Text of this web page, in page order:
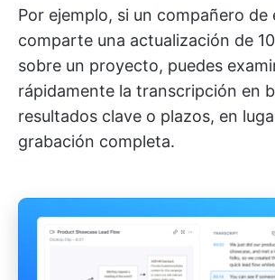
Por ejemplo, si un compañero de
comparte una actualización de
sobre un proyecto, puedes
rápidamente la transcripción en
resultados clave o plazos, en
grabación completa.